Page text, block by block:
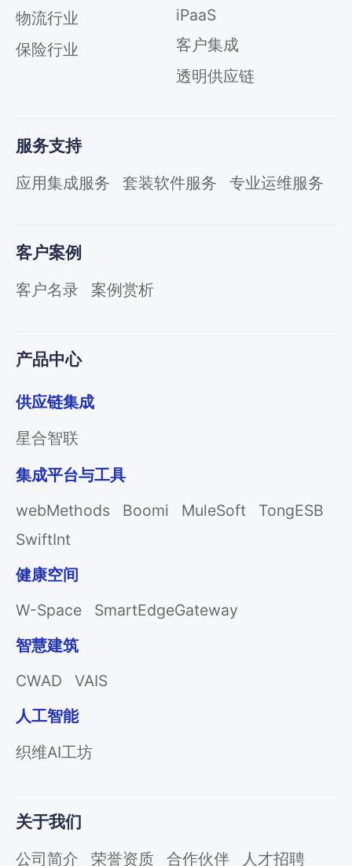
物流行业
保险行业
iPaaS
客户集成
透明供应链
服务支持
应用集成服务 套装软件服务 专业运维服务
客户案例
客户名录 案例赏析
产品中心
供应链集成
星合智联
集成平台与工具
webMethods
Boomi MuleSoft
TongESB
SwiftInt
健康空间
W-Space
SmartEdgeGateway
智慧建筑
CWAD
VAIS
人工智能
织维AI工坊
关于我们
公司简介 荣誉资质 合作伙伴
人才招聘